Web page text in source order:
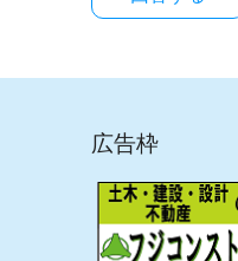
広告枠